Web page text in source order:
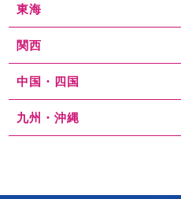
東海
関西
中国・四国
九州・沖縄